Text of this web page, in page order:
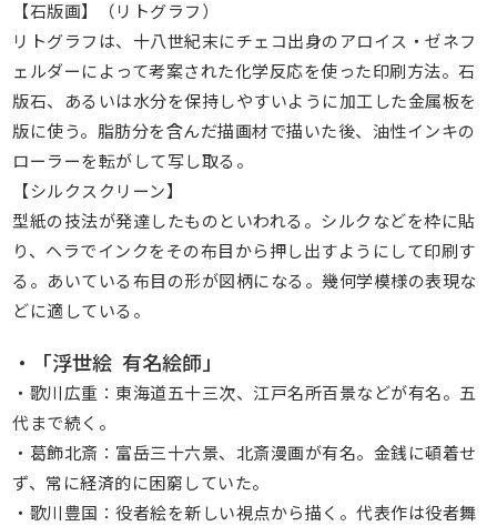
【石版画】（リトグラフ）
リトグラフは、十八世紀末にチェコ出身のアロイス・ゼネフ
ェルダーによって考案された化学反応を使った印刷方法。石
版石、あるいは水分を保持しやすいように加工した金属板を
版に使う。脂肪分を含んだ描画材で描いた後、油性インキの
ローラーを転がして写し取る。
【シルクスクリーン】
型紙の技法が発達したものといわれる。シルクなどを枠に貼
り、ヘラでインクをその布目から押し出すようにして印刷す
る。あいている布目の形が図柄になる。幾何学模様の表現な
どに適している。
・「浮世絵 有名絵師」
・歌川広重：東海道五十三次、江戸名所百景などが有名。五
代まで続く。
・葛飾北斎：富岳三十六景、北斎漫画が有名。金銭に頓着せ
ず、常に経済的に困窮していた。
・歌川豊国：役者絵を新しい視点から描く。代表作は役者舞